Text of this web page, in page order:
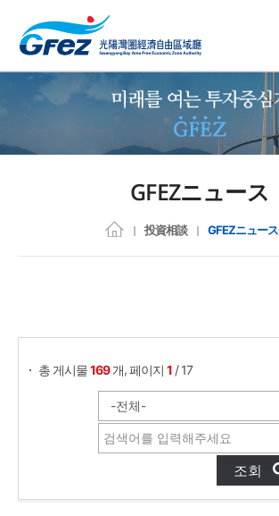
GFEZニュース
投資相談 GFEZニュース
총 게시물169 개,페이지1 / 17